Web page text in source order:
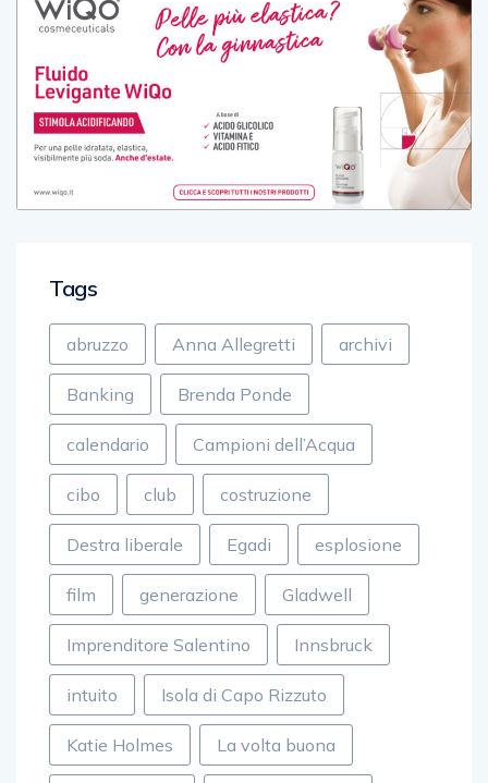
Tags
abruzzo Anna Allegretti archivi
Banking Brenda Ponde
calendario Campioni dell’Acqua
cibo club costruzione
Destra liberale Egadi esplosione
film generazione Gladwell
Imprenditore Salentino Innsbruck
intuito Isola di Capo Rizzuto
Katie Holmes La volta buona